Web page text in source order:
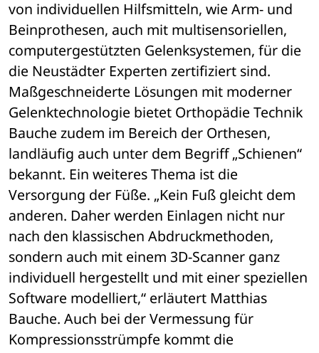
von individuellen Hilfsmitteln, wie Arm- und
Beinprothesen, auch mit multisensoriellen,
computergestützten Gelenksystemen, für die
die Neustädter Experten zertifiziert sind.
Maßgeschneiderte Lösungen mit moderner
Gelenktechnologie bietet Orthopädie Technik
Bauche zudem im Bereich der Orthesen,
landläufig auch unter dem Begriff „Schienen“
bekannt. Ein weiteres Thema ist die
Versorgung der Füße. „Kein Fuß gleicht dem
anderen. Daher werden Einlagen nicht nur
nach den klassischen Abdruckmethoden,
sondern auch mit einem 3D-Scanner ganz
individuell hergestellt und mit einer speziellen
Software modelliert,“ erläutert Matthias
Bauche. Auch bei der Vermessung für
Kompressionsstrümpfe kommt die